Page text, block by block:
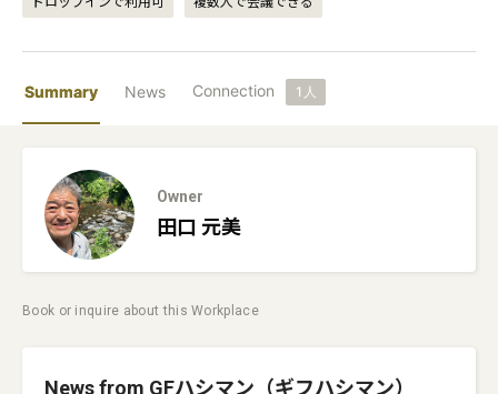
Summary News Connection 1 人
Owner
田口 元美
Book or inquire about this Workplace
News from GFハシマン（ギフハシマン）